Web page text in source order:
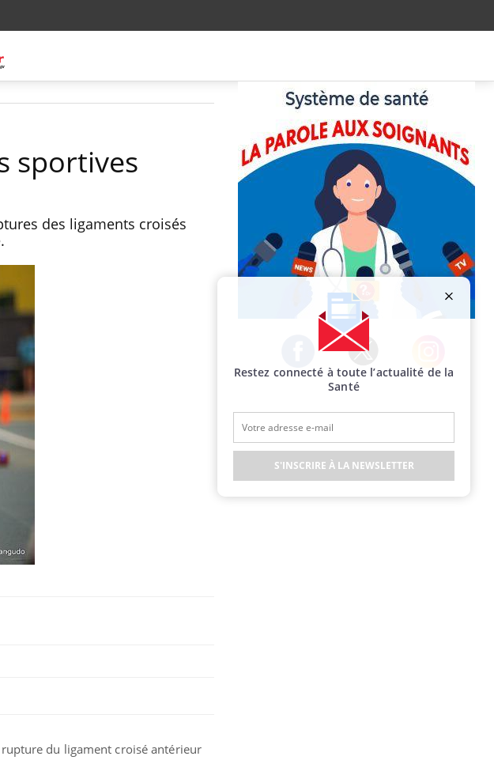
sportives
des ligaments croisés
du ligament croisé antérieur
Facebook Twitter Instagram
Restez connecté à toute l’actualité de la
Santé
S'INSCRIRE À LA NEWSLETTER